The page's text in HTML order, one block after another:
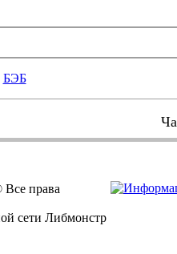
БЭБ
Все права
сети Либмонстр